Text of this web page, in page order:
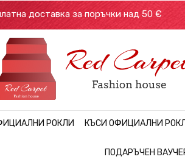
доставка за поръчки над 50 €
РОКЛИ КЪСИ ОФИЦИАЛНИ
ПОДАРЪЧЕН